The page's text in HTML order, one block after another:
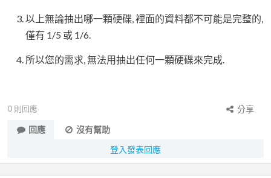
以上無論抽出哪一顆硬碟, 裡面的資料都不可能是完整的,
僅有 1/5 或 1/6.
所以您的需求, 無法用抽出任何一顆硬碟來完成.
0 則回應
分享
回應
沒有幫助
登入發表回應